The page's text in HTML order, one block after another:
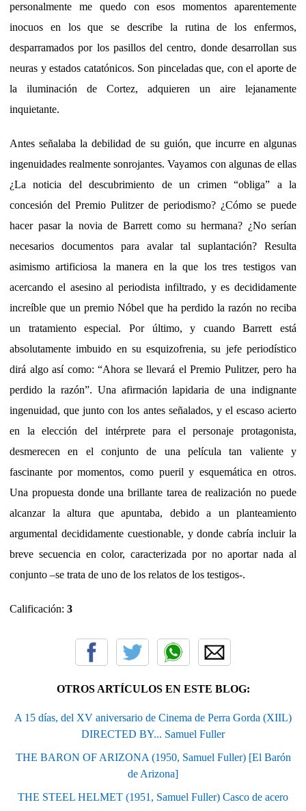
personalmente me quedo con esos momentos aparentemente
inocuos en los que se describe la rutina de los enfermos,
desparramados por los pasillos del centro, donde desarrollan sus
neuras y estados catatónicos. Son pinceladas que, con el aporte de
la iluminación de Cortez, adquieren un aire lejanamente
inquietante.
Antes señalaba la debilidad de su guión, que incurre en algunas
ingenuidades realmente sonrojantes. Vayamos con algunas de ellas
¿La noticia del descubrimiento de un crimen “obliga” a la
concesión del Premio Pulitzer de periodismo? ¿Cómo se puede
hacer pasar la novia de Barrett como su hermana? ¿No serían
necesarios documentos para avalar tal suplantación? Resulta
asimismo artificiosa la manera en la que los tres testigos van
acercando el asesino al periodista infiltrado, y es decididamente
increíble que un premio Nóbel que ha perdido la razón no reciba
un tratamiento especial. Por último, y cuando Barrett está
absolutamente imbuido en su esquizofrenia, su jefe periodístico
dirá algo así como: “Ahora se llevará el Premio Pulitzer, pero ha
perdido la razón”. Una afirmación lapidaria de una indignante
ingenuidad, que junto con los antes señalados, y el escaso acierto
en la elección del intérprete para el personaje protagonista,
desmerecen en el conjunto de una película tan valiente y
fascinante por momentos, como pueril y esquemática en otros.
Una propuesta donde una brillante tarea de realización no puede
alcanzar la altura que apuntaba, debido a un planteamiento
argumental decididamente cuestionable, y donde cabría incluir la
breve secuencia en color, caracterizada por no aportar nada al
conjunto –se trata de uno de los relatos de los testigos-.
Calificación: 3
OTROS ARTÍCULOS EN ESTE BLOG:
A 15 días, del XV aniversario de Cinema de Perra Gorda (XIIL)
DIRECTED BY... Samuel Fuller
THE BARON OF ARIZONA (1950, Samuel Fuller) [El Barón
de Arizona]
THE STEEL HELMET (1951, Samuel Fuller) Casco de acero